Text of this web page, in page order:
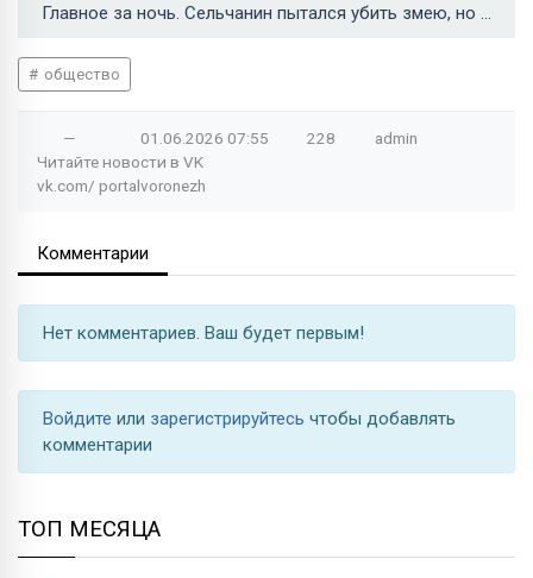
Главное за ночь. Сельчанин пытался убить змею, но подстрелил пятерых, а Дзюбу посадили на 6 лет →
общество
— 01.06.2026 07:55 228
admin
Читайте новости в VK
vk.com/ portalvoronezh
Комментарии
Нет комментариев. Ваш будет первым!
Войдите или зарегистрируйтесь чтобы добавлять
комментарии
ТОП МЕСЯЦА